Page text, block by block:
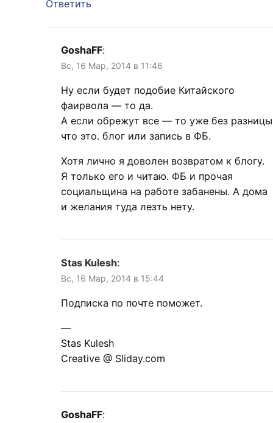
Ответить
GoshaFF:
Вс, 16 Мар, 2014 в 11:46
Ну если будет подобие Китайского
фаирвола — то да.
А если обрежут все — то уже без разницы
что это. блог или запись в ФБ.
Хотя лично я доволен возвратом к блогу.
Я только его и читаю. ФБ и прочая
социальщина на работе забанены. А дома
и желания туда лезть нету.
Stas Kulesh:
Вс, 16 Мар, 2014 в 15:44
Подписка по почте поможет.
—
Stas Kulesh
Creative @ Sliday.com
GoshaFF: